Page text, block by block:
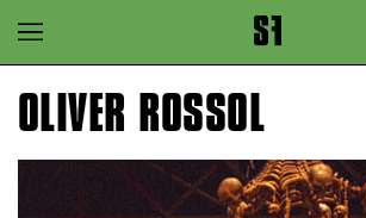
Zur Hauptnavigation springen
Zum Hauptinhalt springen
OLIVER ROSSOL